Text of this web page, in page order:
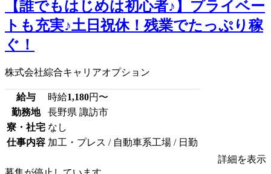
【誰でもはじめは初心者♪】プライベー
トも充実♪土日祝休！残業でたっぷり稼
ぐ！
株式会社綜合キャリアオプション
給与 時給1,180円〜
勤務地
長野県 諏訪市
寮・社宅 なし
仕事内容 加工・プレス / 自動車系工場 / 日勤
詳細を表示